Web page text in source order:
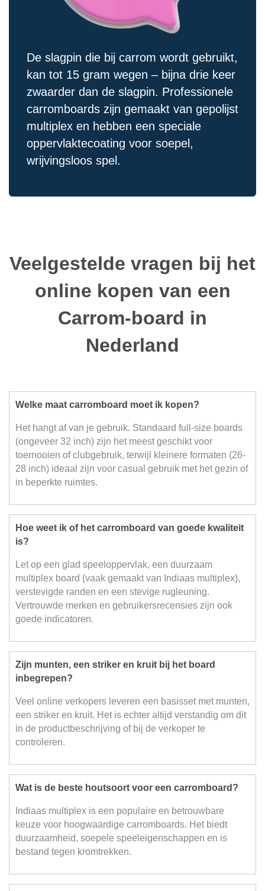
De slagpin die bij carrom wordt gebruikt,
kan tot 15 gram wegen – bijna drie keer
zwaarder dan de slagpin. Professionele
carromboards zijn gemaakt van gepolijst
multiplex en hebben een speciale
oppervlaktecoating voor soepel,
wrijvingsloos spel.
Veelgestelde vragen bij het
online kopen van een
Carrom-board in
Nederland
Welke maat carromboard moet ik kopen?
Het hangt af van je gebruik. Standaard full-size boards
(ongeveer 32 inch) zijn het meest geschikt voor
toernooien of clubgebruik, terwijl kleinere formaten (26-
28 inch) ideaal zijn voor casual gebruik met het gezin of
in beperkte ruimtes.
Hoe weet ik of het carromboard van goede kwaliteit
is?
Let op een glad speeloppervlak, een duurzaam
multiplex board (vaak gemaakt van Indiaas multiplex),
verstevigde randen en een stevige rugleuning.
Vertrouwde merken en gebruikersrecensies zijn ook
goede indicatoren.
Zijn munten, een striker en kruit bij het board
inbegrepen?
Veel online verkopers leveren een basisset met munten,
een striker en kruit. Het is echter altijd verstandig om dit
in de productbeschrijving of bij de verkoper te
controleren.
Wat is de beste houtsoort voor een carromboard?
Indiaas multiplex is een populaire en betrouwbare
keuze voor hoogwaardige carromboards. Het biedt
duurzaamheid, soepele speeleigenschappen en is
bestand tegen kromtrekken.